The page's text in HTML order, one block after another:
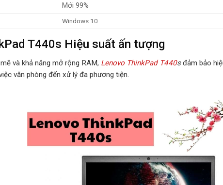
Mới 99%
Windows 10
T440s Hiệu suất ấn tượng
và khả năng mở rộng RAM, Lenovo ThinkPad T440sđảm bảo
văn phòng đến xử lý đa phương tiện.